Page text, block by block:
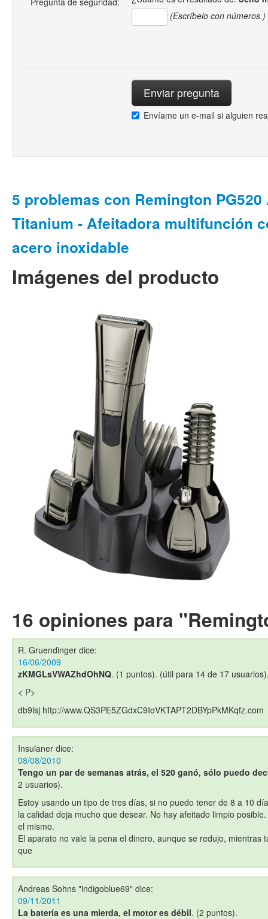
(Escríbelo con números.)
Envíame un e-mail si alguien
5 problemas con Remington
Titanium - Afeitadora multifunción
acero inoxidable
Imágenes del producto
16 opiniones para
R. Gruendinger dice:
16/06/2009
zKMGLsVWAZhdOhNQ. (1 puntos). (útil para 14 de 17
< P>
db9lsj http://www.QS3PE5ZGdxC9IoVKTAPT2DBYpPkMKqfz.com
Insulaner dice:
08/08/2010
Tengo un par de semanas atrás, el 520 ganó, sólo puedo
2 usuarios).
Estoy usando un tipo de tres días, si no puedo tener de 8 a 10
la calidad deja mucho que desear. No hay afeitado limpio
el mismo.
El aparato no vale la pena el dinero, aunque se redujo, mientras
que
Andreas Sohns "indigoblue69" dice:
09/11/2011
La batería es una mierda, el motor es débil. (2 puntos).